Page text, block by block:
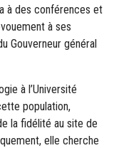
à des conférences et
à ses
Gouverneur général
à l’Université
population,
la fidélité au site de
elle cherche